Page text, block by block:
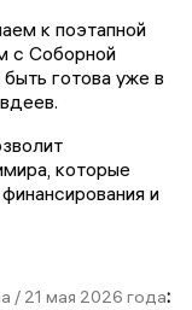
к поэтапной
с Соборной
готова уже в
которые
и
/ 21 мая 2026 года: